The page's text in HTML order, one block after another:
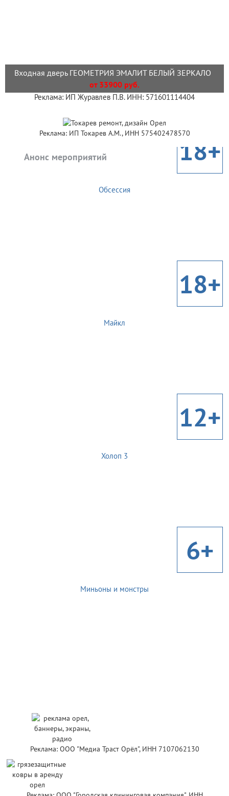
Входная дверь ГЕОМЕТРИЯ ЭМАЛИТ БЕЛЫЙ ЗЕРКАЛО
от 33900 руб.
Реклама: ИП Журавлев П.В. ИНН: 571601114404
Реклама: ИП Токарев А.М., ИНН 575402478570
Анонс мероприятий 18+
Обсессия
18+
Майкл
12+
Холоп 3
6+
Миньоны и монстры
Реклама: ООО "Медиа Траст Орёл", ИНН 7107062130